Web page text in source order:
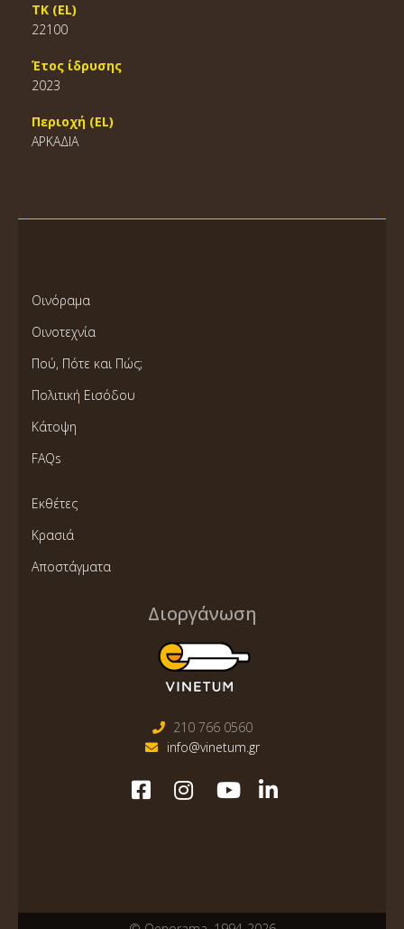
ΤΚ (EL)
22100
Έτος ίδρυσης
2023
Περιοχή (EL)
ΑΡΚΑΔΙΑ
Οινόραμα
Οινοτεχνία
Πού, Πότε και Πώς;
Πολιτική Εισόδου
Κάτοψη
FAQs
Εκθέτες
Κρασιά
Αποστάγματα
Διοργάνωση
210 766 0560
info@vinetum.gr